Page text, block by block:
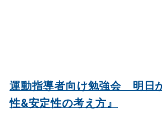
運動指導者向け勉強会 明日
性&安定性の考え方』